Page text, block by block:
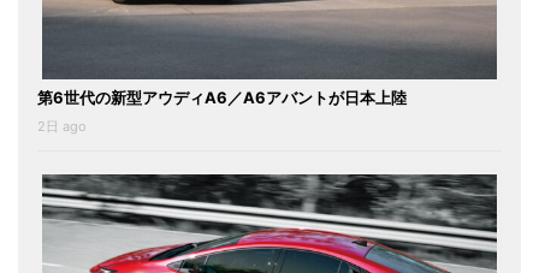
第6世代の新型アウディA6／A6アバントが日本上陸
2日 ago